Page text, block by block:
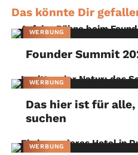
Das könnte Dir
WERBUNG
Founder Summit
WERBUNG
Das hier ist für
suchen
WERBUNG